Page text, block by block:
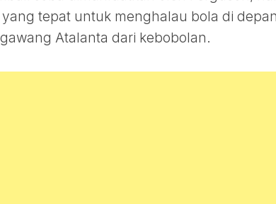
tepat untuk menghalau bola di
Atalanta dari kebobolan.